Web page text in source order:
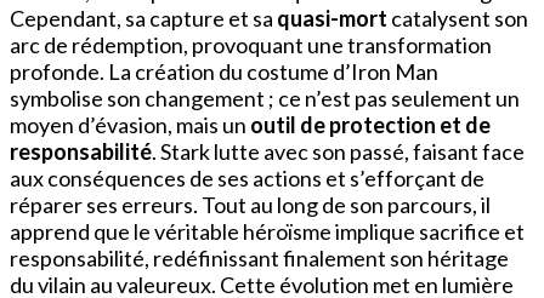
Cependant, sa capture et sa quasi-mort catalysent son
arc de rédemption, provoquant une transformation
profonde. La création du costume d’Iron Man
symbolise son changement ; ce n’est pas seulement un
moyen d’évasion, mais un outil de protection et de
responsabilité. Stark lutte avec son passé, faisant face
aux conséquences de ses actions et s’efforçant de
réparer ses erreurs. Tout au long de son parcours, il
apprend que le véritable héroïsme implique sacrifice et
responsabilité, redéfinissant finalement son héritage
du vilain au valeureux. Cette évolution met en lumière